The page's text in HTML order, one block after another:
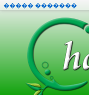
����� �������